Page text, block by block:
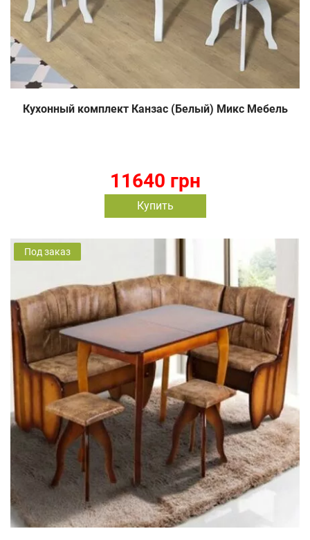
Кухонный комплект Канзас (Белый) Микс Мебель
11640 грн
Купить
Под заказ